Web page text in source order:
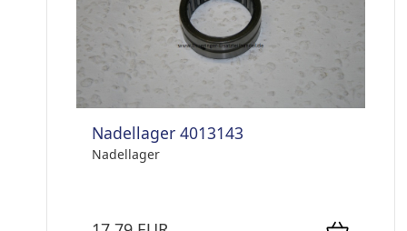
Nadellager 4013143
Nadellager